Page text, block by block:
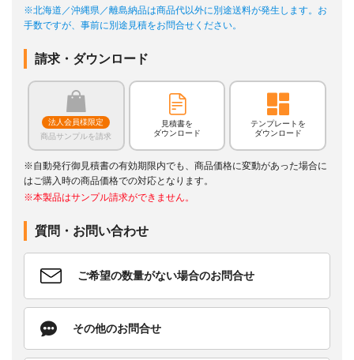
※北海道／沖縄県／離島納品は商品代以外に別途送料が発生します。お
手数ですが、事前に別途見積をお問合せください。
請求・ダウンロード
法人会員様限定
商品サンプルを請求
見積書を
ダウンロード
テンプレートを
ダウンロード
※自動発行御見積書の有効期限内でも、商品価格に変動があった場合に
はご購入時の商品価格での対応となります。
※本製品はサンプル請求ができません。
質問・お問い合わせ
ご希望の数量がない場合のお問合せ
その他のお問合せ